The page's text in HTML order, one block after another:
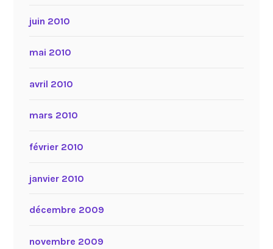
juin 2010
mai 2010
avril 2010
mars 2010
février 2010
janvier 2010
décembre 2009
novembre 2009